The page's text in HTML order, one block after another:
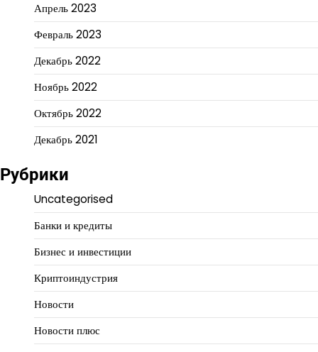
Апрель 2023
Февраль 2023
Декабрь 2022
Ноябрь 2022
Октябрь 2022
Декабрь 2021
Рубрики
Uncategorised
Банки и кредиты
Бизнес и инвестиции
Криптоиндустрия
Новости
Новости плюс